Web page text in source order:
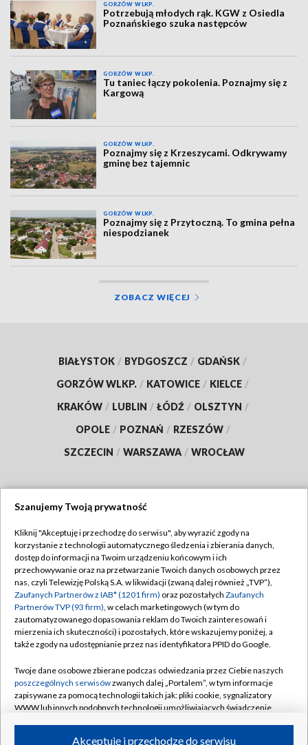
GORZÓW WLKP.
Potrzebują młodych rąk. KGW z Osiedla
Poznańskiego szuka następców
GORZÓW WLKP.
Tu taniec łączy pokolenia. Poznajmy się z
Kargową
GORZÓW WLKP.
Poznajmy się z Krzeszycami. Odkrywamy
gminę bez tajemnic
GORZÓW WLKP.
Poznajmy się z Przytoczną. To gmina pełna
niespodzianek
ZOBACZ WIĘCEJ
BIAŁYSTOK / BYDGOSZCZ / GDAŃSK /
GORZÓW WLKP. / KATOWICE / KIELCE /
KRAKÓW / LUBLIN / ŁÓDŹ / OLSZTYN /
OPOLE / POZNAŃ / RZESZÓW /
SZCZECIN / WARSZAWA / WROCŁAW
TVP
Abonament TVP
Emisja w TVP
Centrum informacji TVP
Naziemna Telewizja Cyfrowa
Rada Programowa
System NOS
Informacje o nadawcy
Regulamin TVP
Polityka prywatności
Moje zgody
Pomoc
Kontakt
Kanały
Szanujemy Twoją prywatność
Kliknij "Akceptuję i przechodzę do serwisu", aby wyrazić zgody na
korzystanie z technologii automatycznego śledzenia i zbierania danych,
dostęp do informacji na Twoim urządzeniu końcowym i ich
przechowywanie oraz na przetwarzanie Twoich danych osobowych przez
nas, czyli Telewizję Polską S.A. w likwidacji (zwaną dalej również „TVP”),
Zaufanych Partnerów z IAB* (1201 firm) oraz pozostałych Zaufanych
Partnerów TVP (93 firm), w celach marketingowych (w tym do
zautomatyzowanego dopasowania reklam do Twoich zainteresowań i
mierzenia ich skuteczności) i pozostałych, które wskazujemy poniżej, a
także zgody na udostępnianie przez nas identyfikatora PPID do Google.
Twoje dane osobowe zbierane podczas odwiedzania przez Ciebie naszych
poszczególnych serwisówzwanych dalej „Portalem”, w tym informacje
zapisywane za pomocą technologii takich jak: pliki cookie, sygnalizatory
WWW lub innych podobnych technologii umożliwiających świadczenie
Akceptuję i przechodzę do serwisu